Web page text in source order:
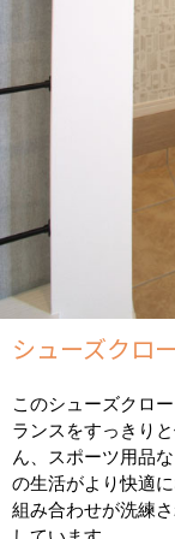
シューズクロ
このシューズクロ
ランスをすっきり
ん、スポーツ用品
の生活がより快適
組み合わせが洗練